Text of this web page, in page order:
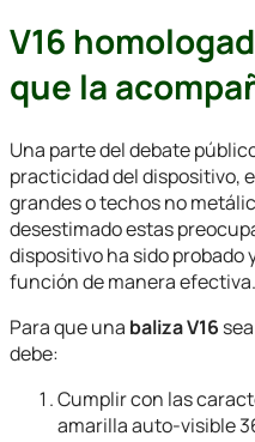
V16
que la
Una parte del debate
practicidad del dispositivo,
grandes o techos no
desestimado estas
dispositivo ha sido probado
función de manera efectiva.
Para que una baliza V16
debe:
Cumplir con las
amarilla auto-visible